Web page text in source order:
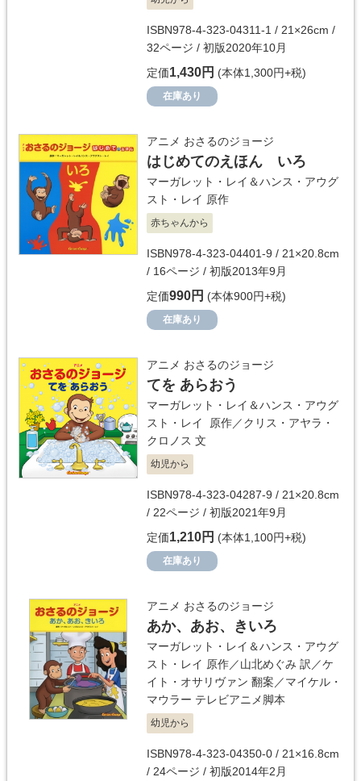
ISBN978-4-323-04311-1 / 21×26cm /
32ページ / 初版2020年10月
定価1,430円 (本体1,300円+税)
在庫あり
アニメ おさるのジョージ
はじめてのえほん いろ
マーガレット・レイ＆ハンス・アウグ
スト・レイ 原作
赤ちゃんから
ISBN978-4-323-04401-9 / 21×20.8cm
/ 16ページ / 初版2013年9月
定価990円 (本体900円+税)
在庫あり
アニメ おさるのジョージ
てを あらおう
マーガレット・レイ＆ハンス・アウグ
スト・レイ
原作／クリス・アヤラ・
クロノス 文
幼児から
ISBN978-4-323-04287-9 / 21×20.8cm
/ 22ページ / 初版2021年9月
定価1,210円 (本体1,100円+税)
在庫あり
アニメ おさるのジョージ
あか、あお、きいろ
マーガレット・レイ＆ハンス・アウグ
スト・レイ 原作／山北めぐみ 訳／ケ
イト・オサリヴァン 翻案／マイケル・
マウラー テレビアニメ脚本
幼児から
ISBN978-4-323-04350-0 / 21×16.8cm
/ 24ページ / 初版2014年2月